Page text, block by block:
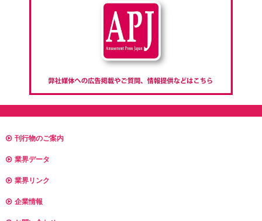
刊行物のご案内
業界データ
業界リンク
企業情報